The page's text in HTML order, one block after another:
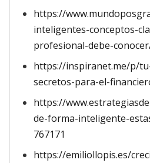
https://
inteligentes-conceptos-
profesional-debe-
https://inspiranet.me/p/
secretos-para-el-
https://
de-forma-inteligente-
767171
https://emiliollopis.es/